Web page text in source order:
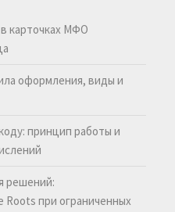
карточках МФО
оформления, виды и
принцип работы и
решений:
Roots при ограниченных